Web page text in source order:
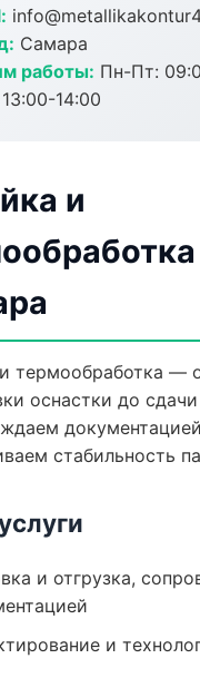
Самара
работы: Пн-Пт:
14:00
и
термообработка —
оснастки до
стабильность
и отгрузка,
и